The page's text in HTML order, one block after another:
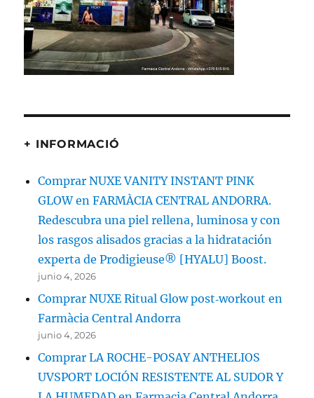
+ INFORMACIÓ
Comprar NUXE VANITY INSTANT PINK
GLOW en FARMÀCIA CENTRAL ANDORRA.
Redescubra una piel rellena, luminosa y con
los rasgos alisados gracias a la hidratación
experta de Prodigieuse® [HYALU] Boost.
junio 4, 2026
Comprar NUXE Ritual Glow post‑workout en
Farmàcia Central Andorra
junio 4, 2026
Comprar LA ROCHE-POSAY ANTHELIOS
UVSPORT LOCIÓN RESISTENTE AL SUDOR Y